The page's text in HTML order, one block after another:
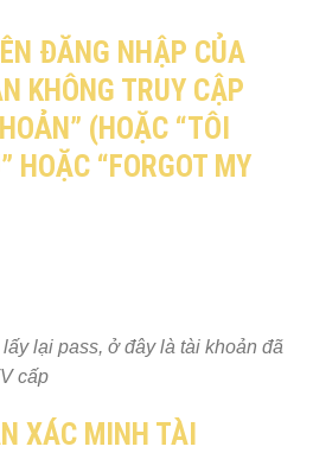
ĐĂNG NHẬP CỦA
KHÔNG TRUY CẬP
(HOẶC “TÔI
HOẶC “FORGOT MY
lại pass, ở đây là tài khoản đã
cấp
XÁC MINH TÀI